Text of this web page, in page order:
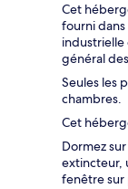
Cet
fourni dans
industrielle
général
Seules les
chambres.
Cet
Dormez
extincteur,
fenêtre sur